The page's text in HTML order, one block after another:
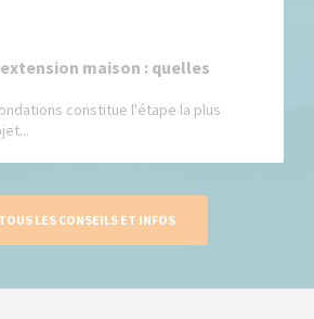
maison : quelles
constitue l'étape la plus
LES CONSEILS ET INFOS